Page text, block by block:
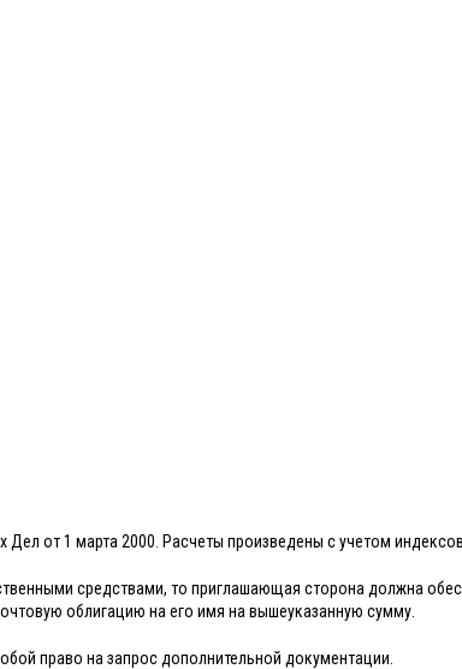
Дел от 1 марта 2000. Расчеты произведены с учетом индексов
средствами, то приглашающая сторона должна
облигацию на его имя на вышеуказанную сумму.
право на запрос дополнительной документации.